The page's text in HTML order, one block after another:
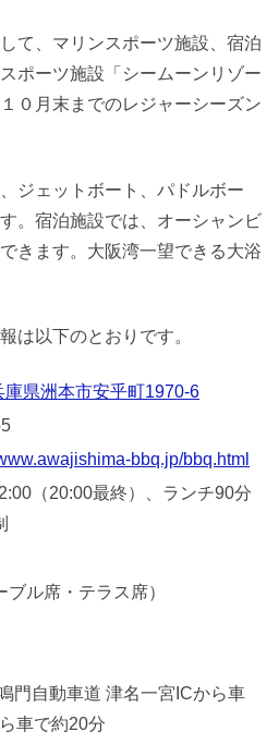
て、マリンスポーツ施設、宿泊
ポーツ施設「シームーンリゾー
０月末までのレジャーシーズン
ジェットボート、パドルボー
。宿泊施設では、オーシャンビ
きます。大阪湾一望できる大浴
は以下のとおりです。
庫県洲本市安乎町1970-6
bbq.jp/bbq.html
（20:00最終）、ランチ90分
ル席・テラス席）
門自動車道 津名一宮ICから車
車で約20分